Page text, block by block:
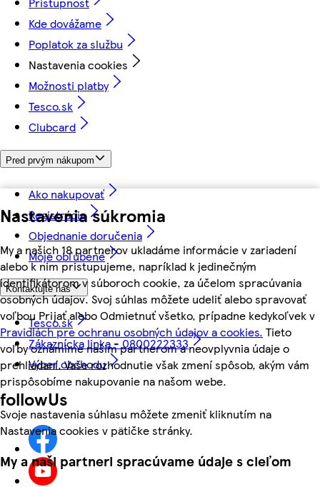
Nastavenia súkromia
My a našich 18 partnerov ukladáme informácie v zariadení
alebo k nim pristupujeme, napríklad k jedinečným
identifikátorom v súboroch cookie, za účelom spracúvania
osobných údajov. Svoj súhlas môžete udeliť alebo spravovať
voľbou Prijať alebo Odmietnuť všetko, prípadne kedykoľvek v
Pravidlách pre ochranu osobných údajov a cookies. Tieto
voľby oznámime našim partnerom a neovplyvnia údaje o
prehliadaní. Vaše rozhodnutie však zmení spôsob, akým vám
prispôsobíme nakupovanie na našom webe.
Svoje nastavenia súhlasu môžete zmeniť kliknutím na
Nastavenia cookies v pätičke stránky.
My a naši partneri spracúvame údaje s cieľom
Kde dovážame
Poplatok za službu
Nastavenia cookies
Možnosti platby
Tesco.sk
Clubcard
Pred prvým nákupom
Ako nakupovať
Registrácia
Objednanie doručenia
Moje obľúbené
Kontaktujte nás
Tesco.sk
Zákaznícka linka - 0800222333
Výber obchodu
followUs